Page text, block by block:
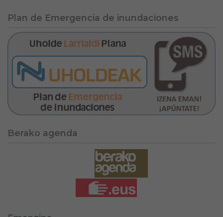
Plan de Emergencia de inundaciones
Berako agenda